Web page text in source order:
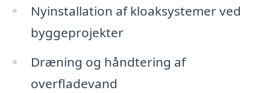
Nyinstallation af kloaksystemer ved
byggeprojekter
Dræning og håndtering af
overfladevand